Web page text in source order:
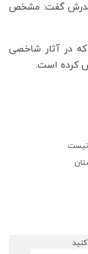
پدرش گفت: مشخص
که در آثار شاخصی
کرده است.
نیست